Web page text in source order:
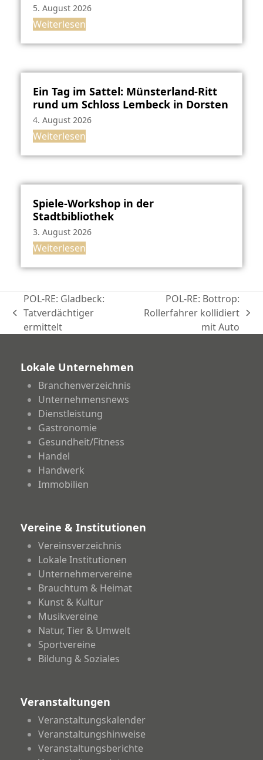
5. August 2026
Weiterlesen
Ein Tag im Sattel: Münsterland-Ritt
rund um Schloss Lembeck in Dorsten
4. August 2026
Weiterlesen
Spiele-Workshop in der
Stadtbibliothek
3. August 2026
Weiterlesen
vorheriger
Beitrag:
POL-RE: Gladbeck:
Tatverdächtiger
ermittelt
Nächster
Beitrag:
POL-RE: Bottrop:
Rollerfahrer kollidiert
mit Auto
Lokale Unternehmen
Branchenverzeichnis
Unternehmensnews
Dienstleistung
Gastronomie
Gesundheit/Fitness
Handel
Handwerk
Immobilien
Vereine & Institutionen
Vereinsverzeichnis
Lokale Institutionen
Unternehmervereine
Brauchtum & Heimat
Kunst & Kultur
Musikvereine
Natur, Tier & Umwelt
Sportvereine
Bildung & Soziales
Veranstaltungen
Veranstaltungskalender
Veranstaltungshinweise
Veranstaltungsberichte